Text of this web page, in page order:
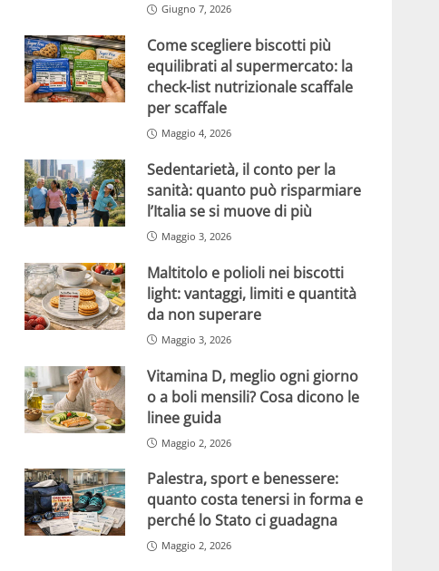
Giugno 7, 2026
Come scegliere biscotti più
equilibrati al supermercato: la
check-list nutrizionale scaffale
per scaffale
Maggio 4, 2026
Sedentarietà, il conto per la
sanità: quanto può risparmiare
l’Italia se si muove di più
Maggio 3, 2026
Maltitolo e polioli nei biscotti
light: vantaggi, limiti e quantità
da non superare
Maggio 3, 2026
Vitamina D, meglio ogni giorno
o a boli mensili? Cosa dicono le
linee guida
Maggio 2, 2026
Palestra, sport e benessere:
quanto costa tenersi in forma e
perché lo Stato ci guadagna
Maggio 2, 2026